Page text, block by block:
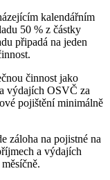
kalendářním
50 % z částky
připadá na jeden
činnost jako
výdajích OSVČ za
pojištění minimálně
záloha na pojistné na
a výdajích